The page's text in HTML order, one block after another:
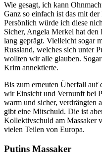
Wie gesagt, ich kann
Ganz so einfach ist das mit
Persönlich würde ich diese
Sicher, Angela Merkel hat
lang geprägt. Vielleicht sogar
Russland, welches sich unter
wollten wir alle glauben.
Krim annektierte.
Bis zum erneuten Überfall auf
wir Einsicht und Vernunft bei
warm und sicher, verdrängten
gibt eine Mitschuld. Die ist
Kollektivschuld am Massaker
vielen Teilen von Europa.
Putins Massaker